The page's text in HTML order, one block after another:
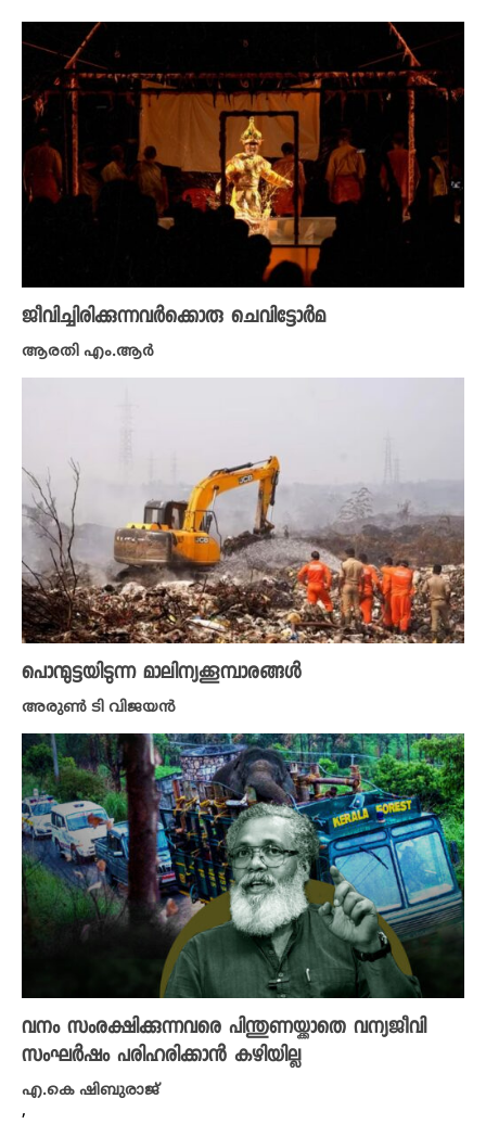
ജീവിച്ചിരിക്കുന്നവർക്കൊരു ചെവിട്ടോർമ
ആരതി എം.ആർ
പൊന്മുട്ടയിടുന്ന മാലിന്യക്കൂമ്പാരങ്ങൾ
അരുൺ ടി വിജയൻ
വനം സംരക്ഷിക്കുന്നവരെ പിന്തുണയ്ക്കാതെ വന്യജീവി
സംഘർഷം പരിഹരിക്കാൻ കഴിയില്ല
എ.കെ ഷിബുരാജ്
,